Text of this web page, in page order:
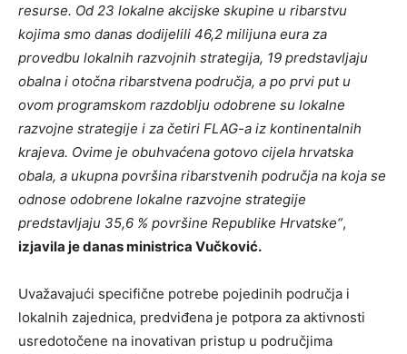
resurse. Od 23 lokalne akcijske skupine u ribarstvu
kojima smo danas dodijelili 46,2 milijuna eura za
provedbu lokalnih razvojnih strategija, 19 predstavljaju
obalna i otočna ribarstvena područja, a po prvi put u
ovom programskom razdoblju odobrene su lokalne
razvojne strategije i za četiri FLAG-a iz kontinentalnih
krajeva. Ovime je obuhvaćena gotovo cijela hrvatska
obala, a ukupna površina ribarstvenih područja na koja se
odnose odobrene lokalne razvojne strategije
predstavljaju 35,6 % površine Republike Hrvatske“,
izjavila je danas ministrica Vučković.
Uvažavajući specifične potrebe pojedinih područja i
lokalnih zajednica, predviđena je potpora za aktivnosti
usredotočene na inovativan pristup u područjima